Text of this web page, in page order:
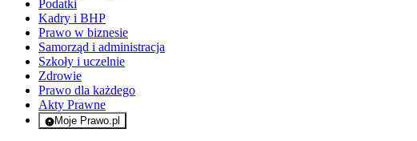
Podatki
Kadry i BHP
Prawo w biznesie
Samorząd i administracja
Szkoły i uczelnie
Zdrowie
Prawo dla każdego
Akty Prawne
Moje Prawo.pl
- rejestracja i logowanie do serwisu